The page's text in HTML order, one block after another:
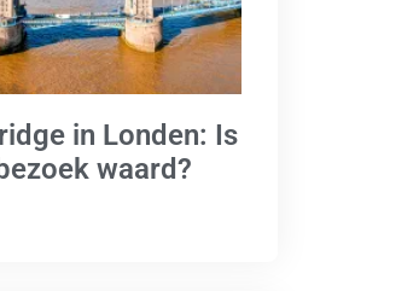
in Londen: Is
waard?